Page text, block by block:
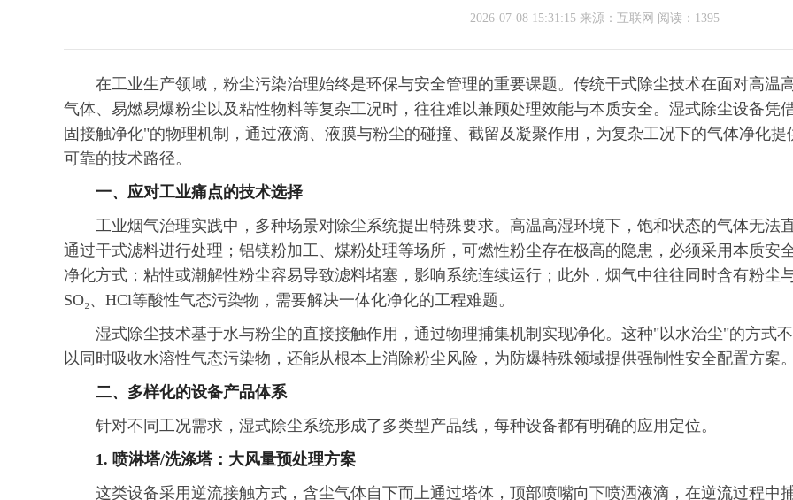
2026-07-08 15:31:15 来源：互联网 阅读：1395
在工业生产领域，粉尘污染治理始终是环保与安全管理的重要课题。传统干式除尘技术在面对高温
气体、易燃易爆粉尘以及粘性物料等复杂工况时，往往难以兼顾处理效能与本质安全。湿式除尘设备凭
固接触净化"的物理机制，通过液滴、液膜与粉尘的碰撞、截留及凝聚作用，为复杂工况下的气体净化提
可靠的技术路径。
一、应对工业痛点的技术选择
工业烟气治理实践中，多种场景对除尘系统提出特殊要求。高温高湿环境下，饱和状态的气体无法
通过干式滤料进行处理；铝镁粉加工、煤粉处理等场所，可燃性粉尘存在极高的隐患，必须采用本质安
净化方式；粘性或潮解性粉尘容易导致滤料堵塞，影响系统连续运行；此外，烟气中往往同时含有粉尘
SO₂、HCl等酸性气态污染物，需要解决一体化净化的工程难题。
湿式除尘技术基于水与粉尘的直接接触作用，通过物理捕集机制实现净化。这种"以水治尘"的方式
以同时吸收水溶性气态污染物，还能从根本上消除粉尘风险，为防爆特殊领域提供强制性安全配置方案。
二、多样化的设备产品体系
针对不同工况需求，湿式除尘系统形成了多类型产品线，每种设备都有明确的应用定位。
1. 喷淋塔/洗涤塔：大风量预处理方案
这类设备采用逆流接触方式，含尘气体自下而上通过塔体，顶部喷嘴向下喷洒液滴，在逆流过程中